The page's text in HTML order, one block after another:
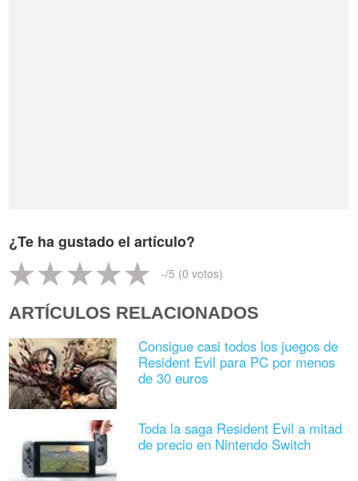
¿Te ha gustado el artículo?
-/5 (0 votos)
ARTÍCULOS RELACIONADOS
Consigue casi todos los juegos de
Resident Evil para PC por menos
de 30 euros
Toda la saga Resident Evil a mitad
de precio en Nintendo Switch